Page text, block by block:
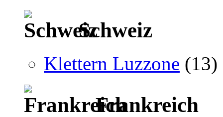
Schweiz
Klettern Luzzone (13)
Frankreich